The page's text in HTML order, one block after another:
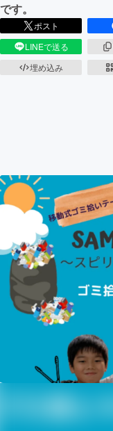
です。
ポスト
LINEで送る
埋め込み